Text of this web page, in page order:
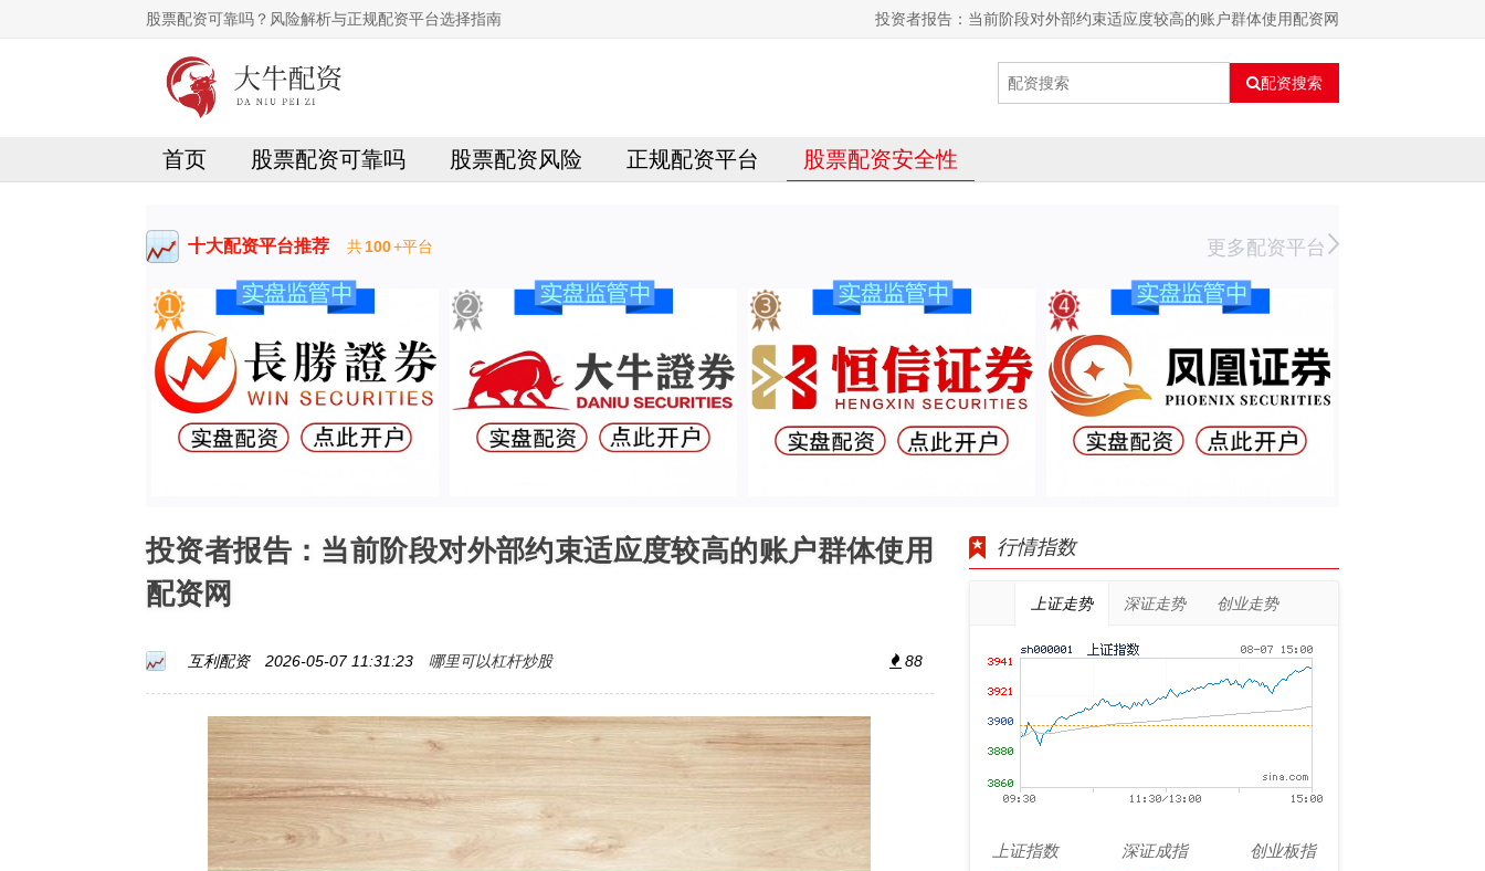
股票配资可靠吗？风险解析与正规配资平台选择指南 投资者报告：当前阶段对外部约束适应度较高的账户群体使用配资网
配资搜索
首页 股票配资可靠吗 股票配资风险 正规配资平台 股票配资安全性
十大配资平台推荐 共100+平台 更多配资平台
投资者报告：当前阶段对外部约束适应度较高的账户群体使用
配资网
互利配资 2026-05-07 11:31:23 哪里可以杠杆炒股 88
行情指数
上证走势 深证走势 创业走势
上证指数
深证成指
创业板指